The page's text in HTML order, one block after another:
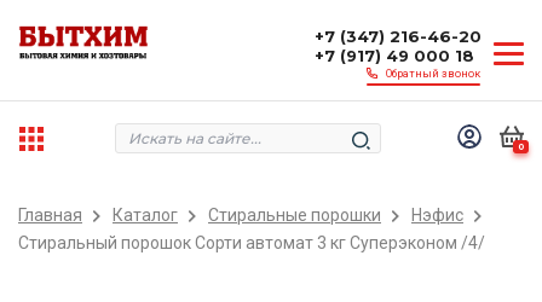
+7 (347) 216-46-20
+7 (917) 49 000 18
Обратный звонок
0
Главная Каталог Стиральные порошки
Нэфис
Стиральный порошок Сорти автомат 3 кг Суперэконом /4/